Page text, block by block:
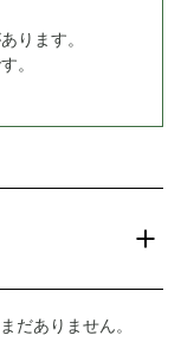
ります。
。
だありません。